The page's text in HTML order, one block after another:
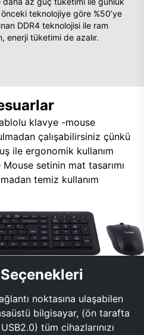
önceki teknolojiye göre %50’ye
DDR4 teknolojisi ile ram
enerji tüketimi de azalır.
klavye -mouse
çalışabilirsiniz çünkü
ile ergonomik kullanım
setinin mat tasarımı
temiz kullanım
noktasına ulaşabilen
bilgisayar, (ön tarafta
tüm cihazlarınızı